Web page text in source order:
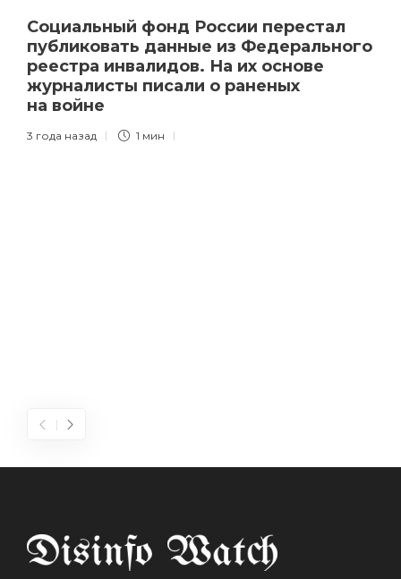
Социальный фонд России перестал
публиковать данные из Федерального
реестра инвалидов. На их основе
журналисты писали о раненых
на войне
3 года назад 1 мин